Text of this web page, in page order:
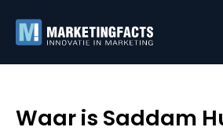
Waar is Saddam